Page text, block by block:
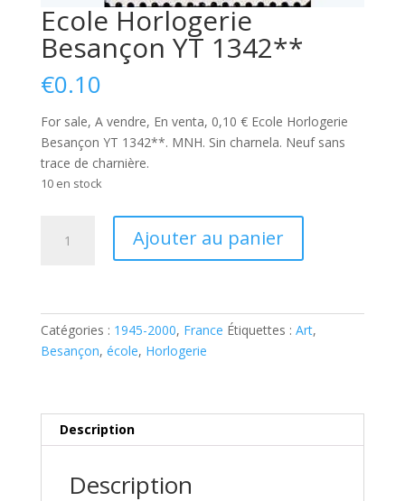
Ecole Horlogerie
Besançon YT 1342**
€0.10
For sale, A vendre, En venta, 0,10 € Ecole Horlogerie
Besançon YT 1342**. MNH. Sin charnela. Neuf sans
trace de charnière.
10 en stock
YT
1342**
Ajouter au panier
Catégories : 1945-2000, France Étiquettes : Art,
Besançon, école, Horlogerie
Description
Description